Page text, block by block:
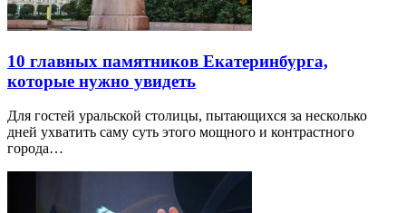
10 главных памятников Екатеринбурга,
которые нужно увидеть
Для гостей уральской столицы, пытающихся за несколько
дней ухватить саму суть этого мощного и контрастного
города…